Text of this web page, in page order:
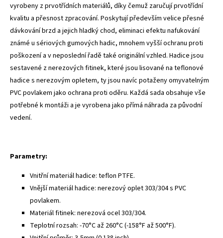
vyrobeny z prvotřídních materiálů, díky čemuž zaručují prvotřídní
kvalitu a přesnost zpracování. Poskytují především velice přesné
dávkování brzd a jejich hladký chod, eliminaci efektu nafukování
známé u sériových gumových hadic, mnohem vyšší ochranu proti
poškození a v neposlední řadě také originální vzhled. Hadice jsou
sestavené z nerezových fitinek, které jsou lisované na teflonové
hadice s nerezovým opletem, ty jsou navíc potaženy omyvatelným
PVC povlakem jako ochrana proti oděru. Každá sada obsahuje vše
potřebné k montáži a je vyrobena jako přímá náhrada za původní
vedení.
Parametry:
Vnitřní materiál hadice: teflon PTFE.
Vnější materiál hadice: nerezový oplet 303/304 s PVC
povlakem.
Materiál fitinek: nerezová ocel 303/304.
Teplotní rozsah: -70°C až 260°C (-158°F až 500°F).